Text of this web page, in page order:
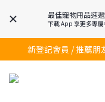
最佳寵物用品速遞
下載 App 享更多專
訂購
訂購
新登記會員 / 推薦朋
訂